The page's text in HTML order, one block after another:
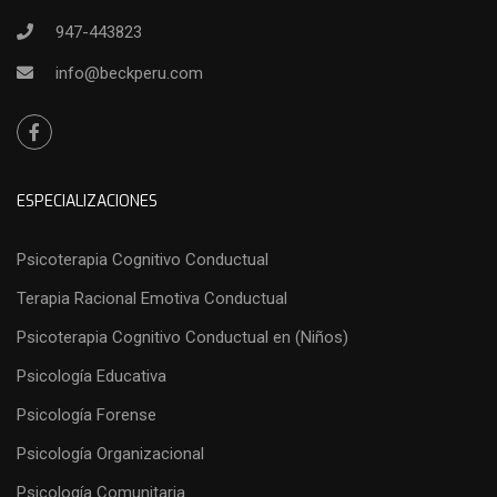
947-443823
info@beckperu.com
ESPECIALIZACIONES
Psicoterapia Cognitivo Conductual
Terapia Racional Emotiva Conductual
Psicoterapia Cognitivo Conductual en (Niños)
Psicología Educativa
Psicología Forense
Psicología Organizacional
Psicología Comunitaria